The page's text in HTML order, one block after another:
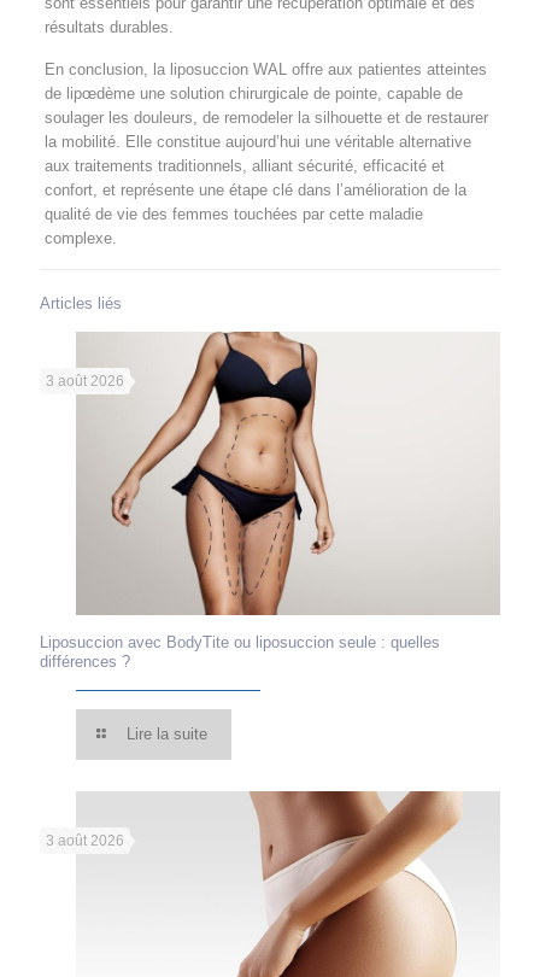
résultats durables.
En conclusion, la liposuccion WAL offre aux patientes atteintes
de lipœdème une solution chirurgicale de pointe, capable de
soulager les douleurs, de remodeler la silhouette et de restaurer
la mobilité. Elle constitue aujourd’hui une véritable alternative
aux traitements traditionnels, alliant sécurité, efficacité et
confort, et représente une étape clé dans l’amélioration de la
qualité de vie des femmes touchées par cette maladie
complexe.
Articles liés
3 août 2026
Liposuccion avec BodyTite ou liposuccion seule : quelles
différences ?
Lire la suite
3 août 2026